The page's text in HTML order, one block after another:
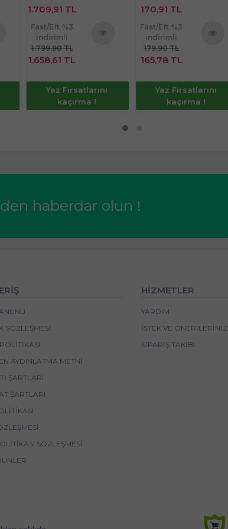
1.709,91 TL
Fast/Eft %3
indirimli
1.799,90 TL
1.658,61 TL
Yaz Fırsatlarını
kaçırma !
170,91 TL
Fast/Eft %3
indirimli
179,90 TL
165,78 TL
Yaz Fırsatlarını
kaçırma !
haberdar olun !
SÖZLEŞMESI
AYDINLATMA METNI
ŞARTLARI
ŞARTLARI
SÖZLEŞMESI
HİZMETLER
YARDIM
İSTEK VE ÖNERILERINIZ
SIPARIŞ TAKIBI